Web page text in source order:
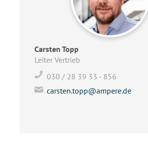
Carsten Topp
Leiter Vertrieb
030 / 28 39 33 - 856
carsten.topp@ampere.de